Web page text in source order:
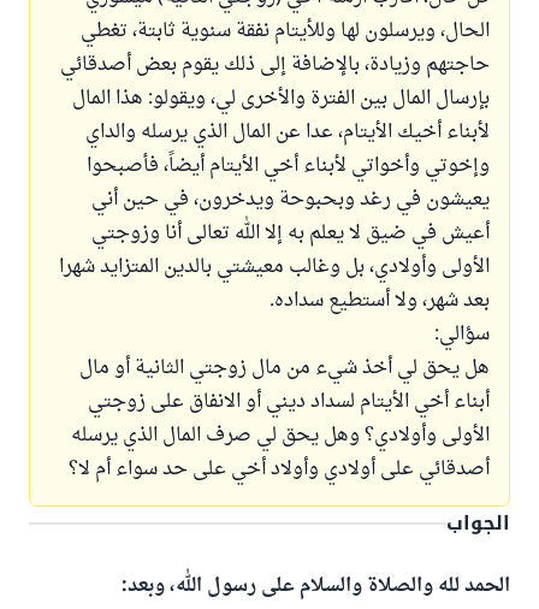
الحال، ويرسلون لها وللأيتام نفقة سنوية ثابتة، تغطي
حاجتهم وزيادة، بالإضافة إلى ذلك يقوم بعض أصدقائي
بإرسال المال بين الفترة والأخرى لي، ويقولو: هذا المال
لأبناء أخيك الأيتام، عدا عن المال الذي يرسله والداي
وإخوتي وأخواتي لأبناء أخي الأيتام أيضاً، فأصبحوا
يعيشون في رغد وبحبوحة ويدخرون، في حين أني
أعيش في ضيق لا يعلم به إلا الله تعالى أنا وزوجتي
الأولى وأولادي، بل وغالب معيشتي بالدين المتزايد شهرا
بعد شهر، ولا أستطيع سداده.
سؤالي:
هل يحق لي أخذ شيء من مال زوجتي الثانية أو مال
أبناء أخي الأيتام لسداد ديني أو الانفاق على زوجتي
الأولى وأولادي؟ وهل يحق لي صرف المال الذي يرسله
أصدقائي على أولادي وأولاد أخي على حد سواء أم لا؟
الجواب
الحمد لله والصلاة والسلام على رسول الله، وبعد: